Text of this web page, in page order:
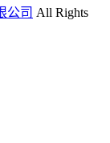
公司 All Rights